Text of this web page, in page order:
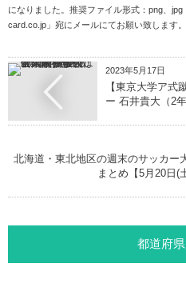
になりました。推奨ファイル形式：png、
card.co.jp 」宛にメールにてお願い致します。
2023年5月17日
【東京大学ア式
ー 石井貴大（2
北海道・東北地区の週末のサッカー
まとめ【5月20日(
都道府